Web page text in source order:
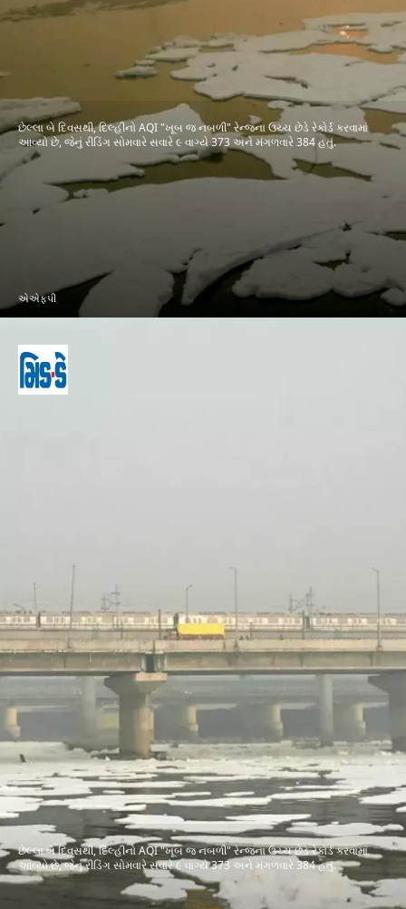
છેલ્લા બે દિવસથી, દિલ્હીનો AQI "ખૂબ જ નબળી" રેન્જના ઉચ્ચ છેડે રેકોર્ડ કરવામાં
આવ્યો છે, જેનું રીડિંગ સોમવારે સવારે ૯ વાગ્યે 373 અને મંગળવારે 384 હતું.
એએફપી
છેલ્લા બે દિવસથી, દિલ્હીનો AQI "ખૂબ જ નબળી" રેન્જના ઉચ્ચ છેડે રેકોર્ડ કરવામાં
આવ્યો છે, જેનું રીડિંગ સોમવારે સવારે ૯ વાગ્યે 373 અને મંગળવારે 384 હતું.